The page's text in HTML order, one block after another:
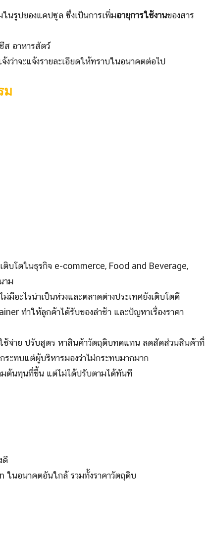
นรูปของแคปซูล ซึ่งเป็นการเพิ่มอายุการใช้งานของสาร
ชีส อาหารสัตว์
งว่าจะแจ้งรายละเอียดให้ทราบในอนาคตต่อไป
ม
ติบโตในธุรกิจ e-commerce, Food and Beverage,
าม
มีอะไรน่าเป็นห่วงและตลาดต่างประเทศยังเติบโตดี
ทำให้ลูกค้าได้รับของล่าช้า และปัญหาเรื่องราคา
ช้จ่าย ปรับสูตร หาสินค้าวัตถุดิบทดแทน ลดสัดส่วนสินค้าที่
ะทบแต่ผู้บริหารมองว่าไม่กระทบมากมาก
ต้นทุนที่ขึ้น แต่ไม่ได้ปรับตามได้ทันที
ดี
ในอนาคตอันใกล้ รวมทั้งราคาวัตถุดิบ